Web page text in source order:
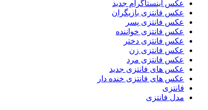
عکس اینستاگرام جدید
عکس فانتزی بازیگران
عکس فانتزی پسر
عکس فانتزی خواننده
عکس فانتزی دختر
عکس فانتزی زن
عکس فانتزی مرد
عکس های فانتزی جدید
عکس های فانتزی خنده دار
فانتزی
مدل فانتزی